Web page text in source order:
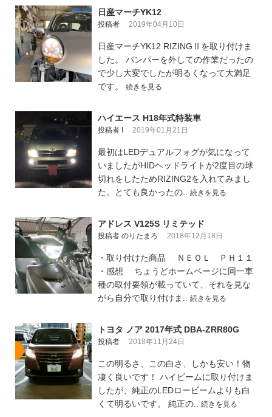
日産マーチYK12
投稿者 2019年04月10日
日産マーチYK12 RIZINGⅡを取り付けま
した。 バンパーを外しての作業だったの
で少し大変でしたが明るくなって大満足
です。 続きを見る
ハイエース H18年式特装車
投稿者 I 2019年01月21日
最初はLEDデュアルフォグが気になって
いましたがHIDヘッドライトが2度目の球
切れをしたためRIZING2を入れてみまし
た。とても良かったの.. 続きを見る
アドレス V125S リミテッド
投稿者 のりたまろ 2018年12月18日
・取り付けた商品 ＮＥＯＬ ＰＨ１１
・感想 ちょうどホームページに同一車
種の取付要領が載っていて、それを見な
がら自分で取り付けま.. 続きを見る
トヨタ ノア 2017年式 DBA-ZRR80G
投稿者 2018年11月24日
この明るさ、この白さ、しかも安い！物
凄く良いです！ ハイビームに取り付けま
したが、純正のLEDロービームよりも白
くて明るいです。 純正の.. 続きを見る